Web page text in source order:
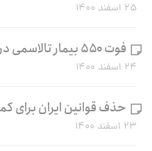
۲۵ اسفند ۱۴۰۰
فوت ۵۵۰ بیمار تالاسمی در سه سال اخیر
۲۴ اسفند ۱۴۰۰
حذف قوانین ایران برای
۲۳ اسفند ۱۴۰۰